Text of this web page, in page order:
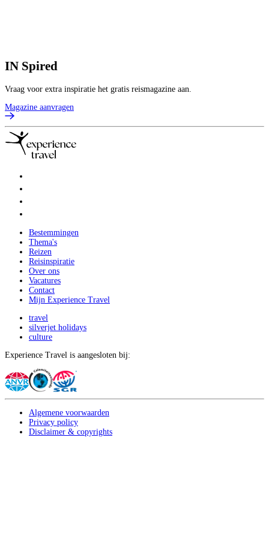
IN Spired
Vraag voor extra inspiratie het gratis reismagazine aan.
Magazine aanvragen
Bestemmingen
Thema's
Reizen
Reisinspiratie
Over ons
Vacatures
Contact
Mijn Experience Travel
travel
silverjet holidays
culture
Experience Travel is aangesloten bij:
Algemene voorwaarden
Privacy policy
Disclaimer & copyrights